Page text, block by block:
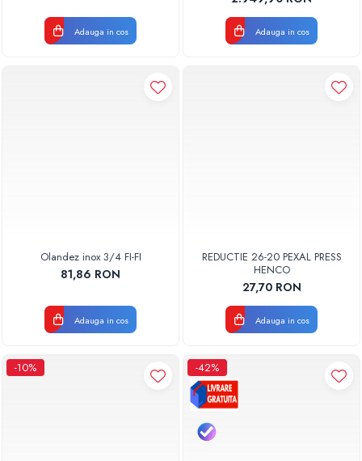
Adauga in cos Adauga in cos
Olandez inox 3/4 FI-FI
81,86 RON
Adauga in cos
REDUCTIE 26-20 PEXAL PRESS
HENCO
27,70 RON
Adauga in cos
-10% -42%